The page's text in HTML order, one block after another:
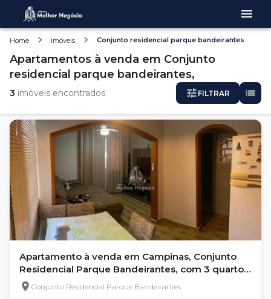
Home Imóveis Conjunto residencial parque bandeirantes
Apartamentos à venda em Conjunto
residencial parque bandeirantes,
3 imóveis encontrados FILTRAR
Apartamento à venda em Campinas, Conjunto
Residencial Parque Bandeirantes, com 3 quartos,
com 70 m²
Conjunto Residencial Parque Bandeirantes